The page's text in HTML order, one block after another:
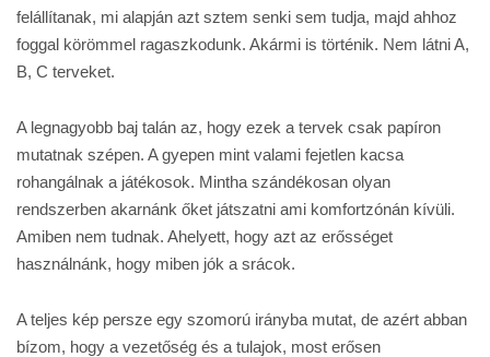
felállítanak, mi alapján azt sztem senki sem tudja, majd ahhoz
foggal körömmel ragaszkodunk. Akármi is történik. Nem látni A,
B, C terveket.
A legnagyobb baj talán az, hogy ezek a tervek csak papíron
mutatnak szépen. A gyepen mint valami fejetlen kacsa
rohangálnak a játékosok. Mintha szándékosan olyan
rendszerben akarnánk őket játszatni ami komfortzónán kívüli.
Amiben nem tudnak. Ahelyett, hogy azt az erősséget
használnánk, hogy miben jók a srácok.
A teljes kép persze egy szomorú irányba mutat, de azért abban
bízom, hogy a vezetőség és a tulajok, most erősen